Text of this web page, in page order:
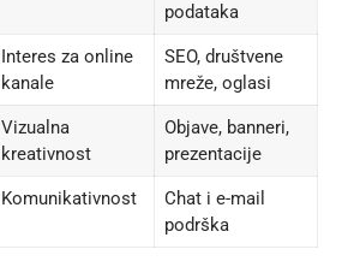
podataka
Interes za online
kanale
SEO, društvene
mreže, oglasi
Vizualna
kreativnost
Objave, banneri,
prezentacije
Komunikativnost
Chat i e-mail
podrška